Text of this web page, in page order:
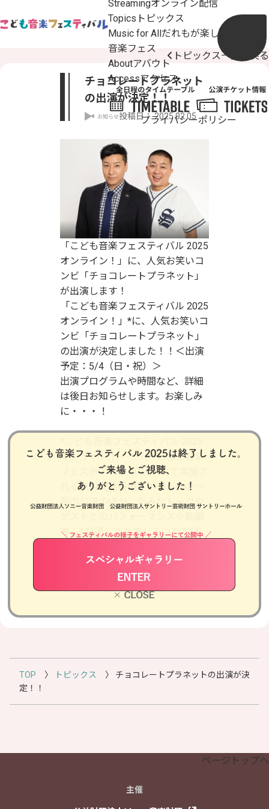
Streamingオンライン配信
Topics トピックス
Music for Allだれもが楽しめるこども
音楽フェス
Aboutアバウト
Accessアクセス
プライバシーポリシー
トピックス一覧へ戻る
チョコレートプラネット
の出演が決定！！
お知らせ投稿日：2025.02.05
「こども音楽フェスティバル 2025
オンライン！」に、人気お笑いコ
ンビ「チョコレートプラネット」
が出演します！
「こども音楽フェスティバル 2025
オンライン！」*に、人気お笑いコ
ンビ「チョコレートプラネット」
の出演が決定しました！！＜出演
予定：5/4（日・祝）＞
出演プログラムや時間など、詳細
は後日お知らせします。お楽しみ
に・・・！
オンライン！・・・「こども音楽
フェスティバル 2025」にて実施さ
れる無料配信番組。ホール内の一
部の公演のほか、巧みなトークや
等、1日通してお楽しみいただけ
ご用意しています。
。
TOP 〉 トピックス 〉 チョコレートプラネットの出演が決
定！！
ページトップへ
主催